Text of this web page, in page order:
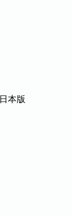
本版